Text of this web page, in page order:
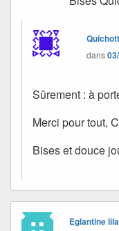
dans
Sûrement : à
Merci pour tout,
Bises et douce
Eglantine